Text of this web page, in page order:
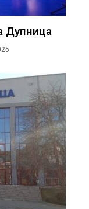
Дупница